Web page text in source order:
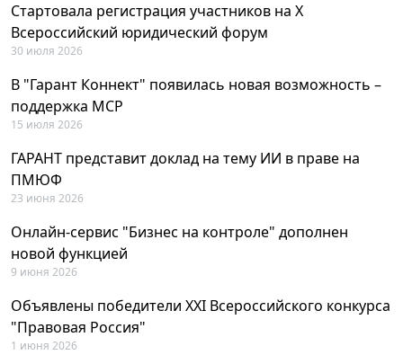
Стартовала регистрация участников на X
Всероссийский юридический форум
30 июля 2026
В "Гарант Коннект" появилась новая возможность –
поддержка MCP
15 июля 2026
ГАРАНТ представит доклад на тему ИИ в праве на
ПМЮФ
23 июня 2026
Онлайн-сервис "Бизнес на контроле" дополнен
новой функцией
9 июня 2026
Объявлены победители XXI Всероссийского конкурса
"Правовая Россия"
1 июня 2026